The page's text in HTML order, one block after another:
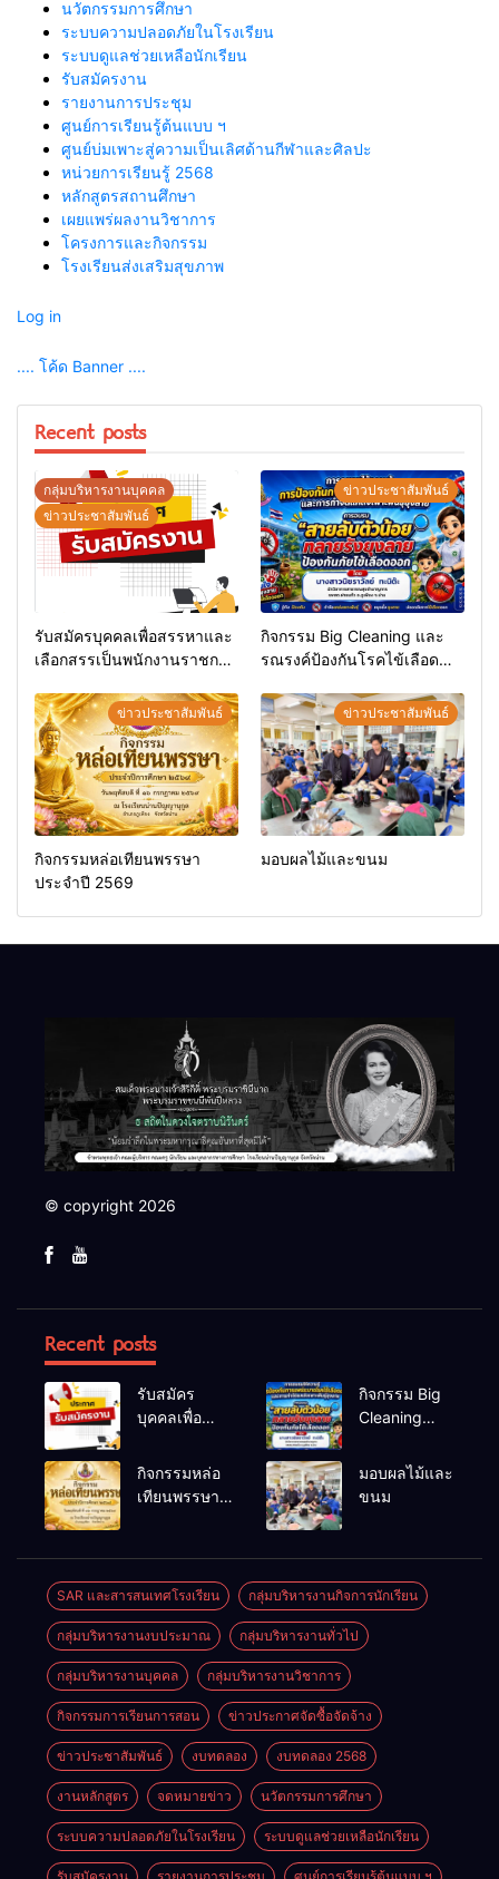
นวัตกรรมการศึกษา
ระบบความปลอดภัยในโรงเรียน
ระบบดูแลช่วยเหลือนักเรียน
รับสมัครงาน
รายงานการประชุม
ศูนย์การเรียนรู้ต้นแบบ ฯ
ศูนย์บ่มเพาะสู่ความเป็นเลิศด้านกีฬาและศิลปะ
หน่วยการเรียนรู้ 2568
หลักสูตรสถานศึกษา
เผยแพร่ผลงานวิชาการ
โครงการและกิจกรรม
โรงเรียนส่งเสริมสุขภาพ
Log in
.... โค้ด Banner ....
Recent posts
กลุ่มบริหารงานบุคคล
ข่าวประชาสัมพันธ์
รับสมัครบุคคลเพื่อสรรหาและ
เลือกสรรเป็นพนักงานราชการ
ข่าวประชาสัมพันธ์
กิจกรรม Big Cleaning และ
รณรงค์ป้องกันโรคไข้เลือด
ข่าวประชาสัมพันธ์
กิจกรรมหล่อเทียนพรรษา
ประจำปี 2569
ข่าวประชาสัมพันธ์
มอบผลไม้และขนม
© copyright 2026
Recent posts
รับสมัคร
บุคคลเพื่อ
เลือกสรรเป็น
พนักงาน
กิจกรรม Big
Cleaning
ป้องกันโรคไข้
กิจกรรมหล่อ
เทียนพรรษา
มอบผลไม้และ
ขนม
SAR และสารสนเทศโรงเรียน กลุ่มบริหารงานกิจการนักเรียน
กลุ่มบริหารงานงบประมาณ กลุ่มบริหารงานทั่วไป
กลุ่มบริหารงานบุคคล กลุ่มบริหารงานวิชาการ
กิจกรรมการเรียนการสอน ข่าวประกาศจัดซื้อจัดจ้าง
ข่าวประชาสัมพันธ์ งบทดลอง งบทดลอง 2568
งานหลักสูตร จดหมายข่าว นวัตกรรมการศึกษา
ระบบความปลอดภัยในโรงเรียน ระบบดูแลช่วยเหลือนักเรียน